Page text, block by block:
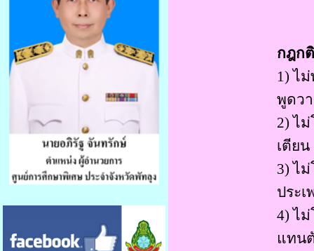
กฎก
1) ไ
พูดว
2) ไ
เตีย
3) ไ
ประ
4) ไ
แทน